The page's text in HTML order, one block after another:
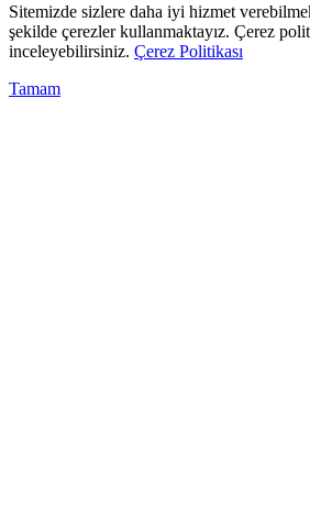
Sitemizde sizlere daha iyi hizmet
şekilde çerezler kullanmaktayız. Çerez
inceleyebilirsiniz. Çerez Politikası
Tamam